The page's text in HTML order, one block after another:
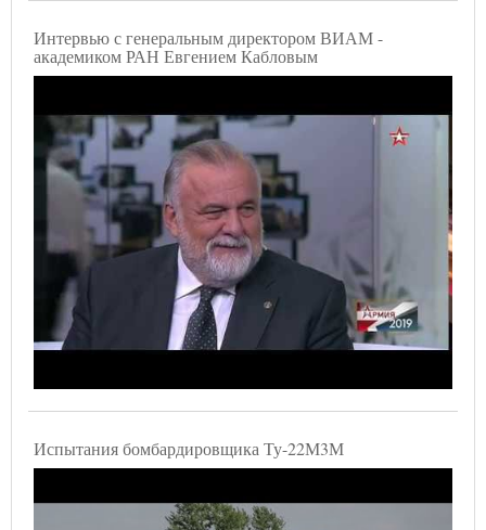
Интервью с генеральным директором ВИАМ -
академиком РАН Евгением Кабловым
Испытания бомбардировщика Ту-22М3М